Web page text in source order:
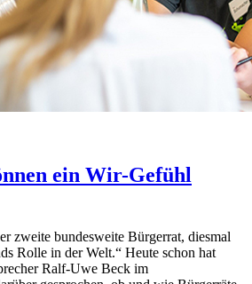
ein Wir-Gefühl
zweite bundesweite Bürgerrat, diesmal
Rolle in der Welt.“ Heute schon hat
Ralf-Uwe Beck im